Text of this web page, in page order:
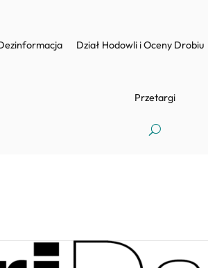
Dział Hodowli i Oceny Drobiu
Przetargi